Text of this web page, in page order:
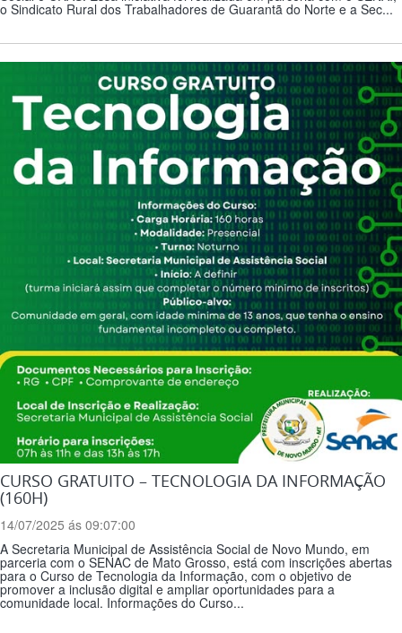
o Sindicato Rural dos Trabalhadores de Guarantã do Norte e a Sec...
CURSO GRATUITO – TECNOLOGIA DA INFORMAÇÃO
(160H)
14/07/2025 ás 09:07:00
A Secretaria Municipal de Assistência Social de Novo Mundo, em
parceria com o SENAC de Mato Grosso, está com inscrições abertas
para o Curso de Tecnologia da Informação, com o objetivo de
promover a inclusão digital e ampliar oportunidades para a
comunidade local. Informações do Curso...